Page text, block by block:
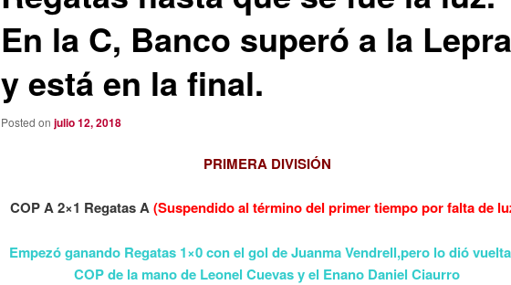
En la C, Banco superó a la Lepra
y está en la final.
Posted on julio 12, 2018
PRIMERA DIVISIÓN
COP A 2×1 Regatas A(Suspendido al término del primer tiempo por falta de
Empezó ganando Regatas 1×0 con el gol de Juanma Vendrell,pero lo dió
COP de la mano de Leonel Cuevas y el Enano Daniel Ciaurro